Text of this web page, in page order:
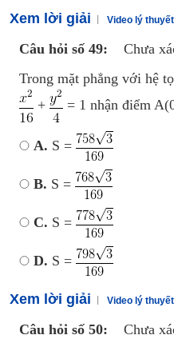
Xem lời giải Video lý thuyết
Câu hỏi số 49:
Chưa
Trong mặt phẳng với hệ
+
= 1 nhận điểm
A. S =
B. S =
C. S =
D. S =
Xem lời giải Video lý thuyết
Câu hỏi số 50: Chưa